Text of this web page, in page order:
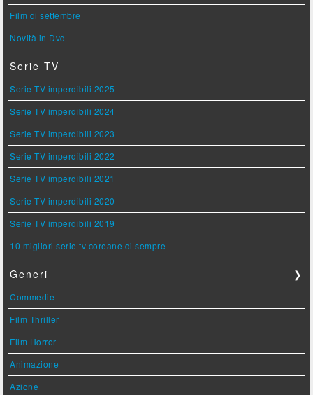
Film di settembre
Novità in Dvd
Serie TV
Serie TV imperdibili 2025
Serie TV imperdibili 2024
Serie TV imperdibili 2023
Serie TV imperdibili 2022
Serie TV imperdibili 2021
Serie TV imperdibili 2020
Serie TV imperdibili 2019
10 migliori serie tv coreane di sempre
Generi ❯
Commedie
Film Thriller
Film Horror
Animazione
Azione